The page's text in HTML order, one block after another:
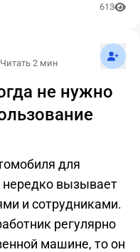
613
Читать 2 мин
не нужно
для
нередко вызывает
и сотрудниками.
регулярно
машине, то он